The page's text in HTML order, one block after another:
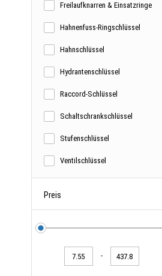
Freilaufknarren & Einsatzringe
Hahnenfuss-Ringschlüssel
Hahnschlüssel
Hydrantenschlüssel
Raccord-Schlüssel
Schaltschrankschlüssel
Stufenschlüssel
Ventilschlüssel
Preis
-